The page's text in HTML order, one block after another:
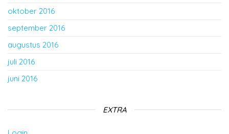
oktober 2016
september 2016
augustus 2016
juli 2016
juni 2016
EXTRA